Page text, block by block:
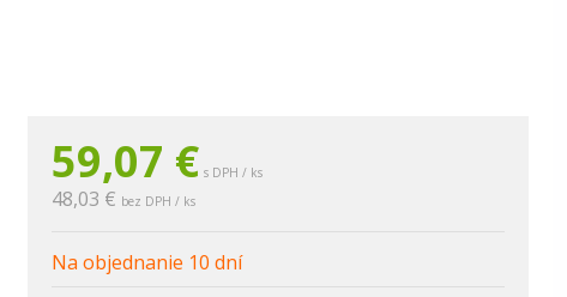
59,07 € s DPH / ks
48,03 € bez DPH / ks
Na objednanie 10 dní